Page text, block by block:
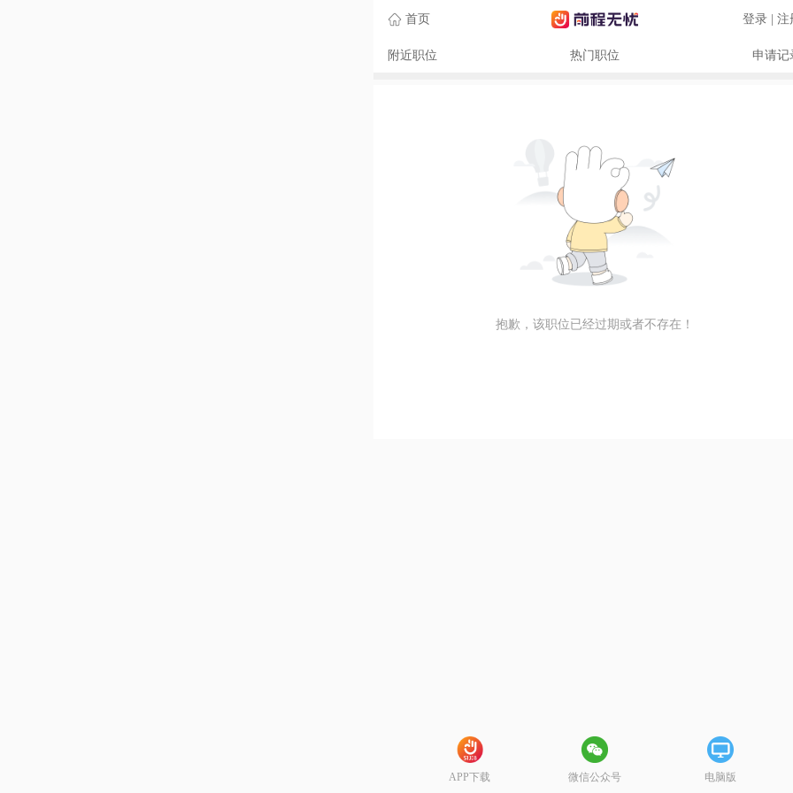
首页 登录 | 注
附近职位 热门职位 申请记
抱歉，该职位已经过期或者不存在！
APP下载 微信公众号 电脑版